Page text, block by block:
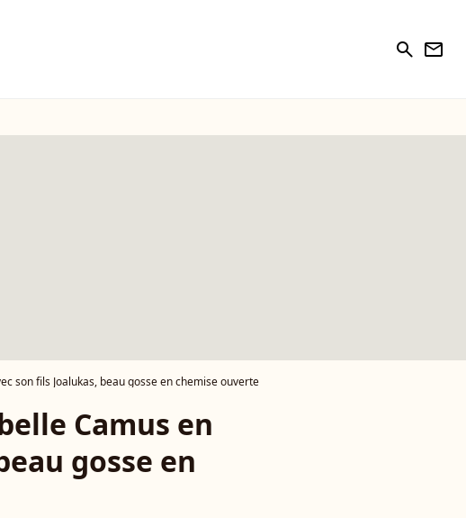
search newsletter
son fils Joalukas, beau gosse en chemise ouverte
Camus en
gosse en